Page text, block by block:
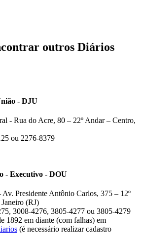
outros Diários
- DJU
- Rua do Acre, 80 – 22º Andar – Centro,
ou 2276-8379
- Executivo - DOU
Presidente Antônio Carlos, 375 – 12º
(RJ)
3008-4276, 3805-4277 ou 3805-4279
1892 em diante (com falhas) em
(é necessário realizar cadastro